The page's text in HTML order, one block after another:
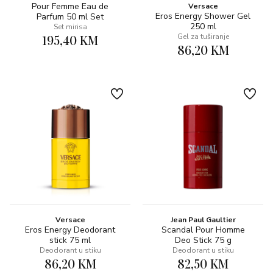
Pour Femme Eau de
Parfum 50 ml Set
Set mirisa
195,40 KM
Versace
Eros Energy Shower Gel
250 ml
Gel za tuširanje
86,20 KM
Versace
Eros Energy Deodorant
stick 75 ml
Deodorant u stiku
86,20 KM
Jean Paul Gaultier
Scandal Pour Homme
Deo Stick 75 g
Deodorant u stiku
82,50 KM